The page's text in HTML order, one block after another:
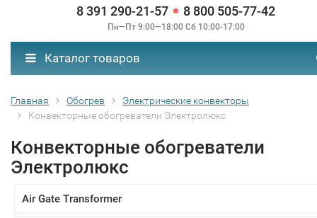
8 391 290-21-57 8 800 505-77-42
Пн—Пт 9:00—18:00 Сб 10:00-17:00
Каталог товаров
Главная Обогрев
Электрические конвекторы
Конвекторные обогреватели Электролюкс
Конвекторные обогреватели
Электролюкс
Air Gate Transformer